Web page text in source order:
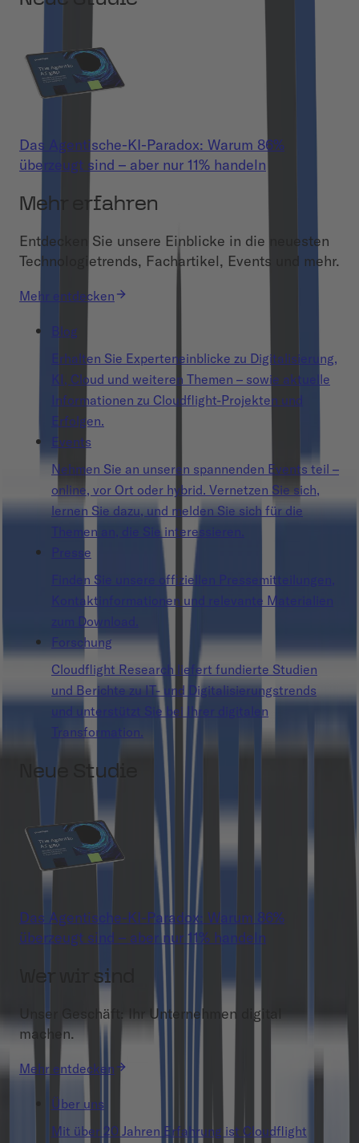
Das Agentische-KI-Paradox: Warum 86%
überzeugt sind – aber nur 11% handeln
Mehr erfahren
Entdecken Sie unsere Einblicke in die neuesten
Technologietrends, Fachartikel, Events und mehr.
Mehr entdecken
Blog
Erhalten Sie Experteneinblicke zu Digitalisierung,
KI, Cloud und weiteren Themen – sowie aktuelle
Informationen zu Cloudflight-Projekten und
Erfolgen.
Events
Nehmen Sie an unseren spannenden Events teil –
online, vor Ort oder hybrid. Vernetzen Sie sich,
lernen Sie dazu, und melden Sie sich für die
Themen an, die Sie interessieren.
Presse
Finden Sie unsere offiziellen Pressemitteilungen,
Kontaktinformationen und relevante Materialien
zum Download.
Forschung
Cloudflight Research liefert fundierte Studien
und Berichte zu IT- und Digitalisierungstrends
und unterstützt Sie bei Ihrer digitalen
Transformation.
Neue Studie
Das Agentische-KI-Paradox: Warum 86%
überzeugt sind – aber nur 11% handeln
Wer wir sind
Unser Geschäft: Ihr Unternehmen digital
machen.
Mehr entdecken
Über uns
Mit über 20 Jahren Erfahrung ist Cloudflight